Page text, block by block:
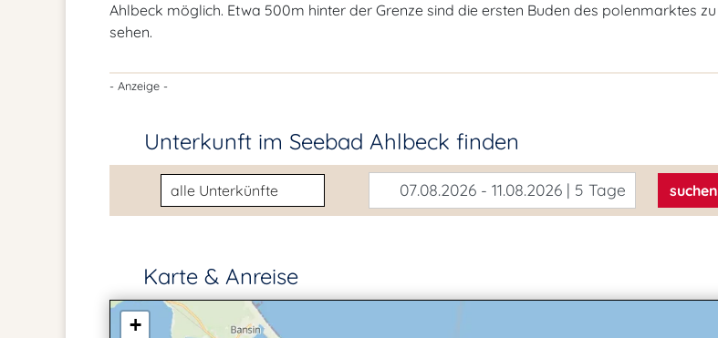
Ahlbeck möglich. Etwa 500m hinter der Grenze sind die ersten Buden des polenmarktes zu
sehen.
- Anzeige -
Unterkunft im Seebad Ahlbeck finden
Unterkunftsart 07.08.2026 - 11.08.2026 | 5 Tage suchen
Karte & Anreise
+